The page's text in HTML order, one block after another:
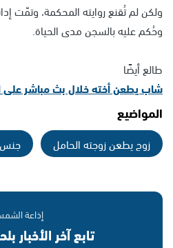
ولكن لم تُقنع روايته المحكمة، وتمّت
وحُكم عليه بالسجن مدى الحياة.
طالع أيضًا
شاب يطعن أخته خلال بث مباشر على
المواضيع
زوج يطعن زوجته الحامل جنس
إذاعة
تابع آخر الأخبار